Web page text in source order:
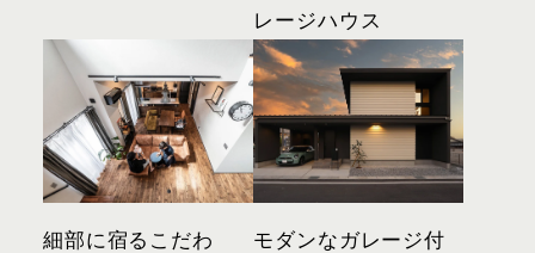
レージハウス
細部に宿るこだわ
モダンなガレージ付